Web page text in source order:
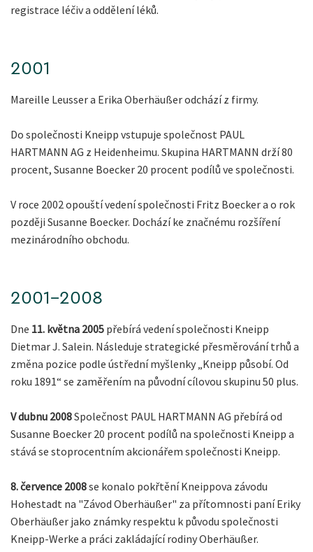
registrace léčiv a oddělení léků.
2001
Mareille Leusser a Erika Oberhäußer odchází z firmy.
Do společnosti Kneipp vstupuje společnost PAUL
HARTMANN AG z Heidenheimu. Skupina HARTMANN drží 80
procent, Susanne Boecker 20 procent podílů ve společnosti.
V roce 2002 opouští vedení společnosti Fritz Boecker a o rok
později Susanne Boecker. Dochází ke značnému rozšíření
mezinárodního obchodu.
2001-2008
Dne 11. května 2005 přebírá vedení společnosti Kneipp
Dietmar J. Salein. Následuje strategické přesměrování trhů a
změna pozice podle ústřední myšlenky „Kneipp působí. Od
roku 1891“ se zaměřením na původní cílovou skupinu 50 plus.
V dubnu 2008Společnost PAUL HARTMANN AG přebírá od
Susanne Boecker 20 procent podílů na společnosti Kneipp a
stává se stoprocentním akcionářem společnosti Kneipp.
8. července 2008se konalo pokřtění Kneippova závodu
Hohestadt na "Závod Oberhäußer" za přítomnosti paní Eriky
Oberhäußer jako známky respektu k původu společnosti
Kneipp-Werke a práci zakládající rodiny Oberhäußer.